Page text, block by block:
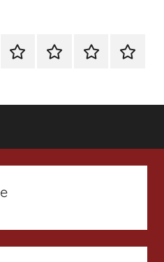
EspecialEnoturismoRanking